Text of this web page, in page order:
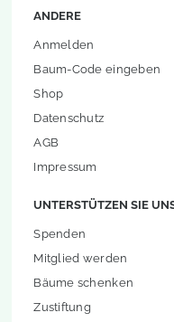
ANDERE
Anmelden
Baum-Code eingeben
Shop
Datenschutz
AGB
Impressum
UNTERSTÜTZEN SIE
Spenden
Mitglied werden
Bäume schenken
Zustiftung